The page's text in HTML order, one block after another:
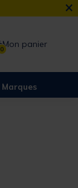
×
0Mon panier
Marques